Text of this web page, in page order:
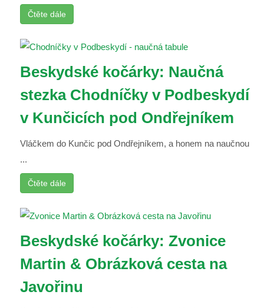
Čtěte dále
Beskydské kočárky: Naučná
stezka Chodníčky v Podbeskydí
v Kunčicích pod Ondřejníkem
Vláčkem do Kunčic pod Ondřejníkem, a honem na naučnou
...
Čtěte dále
Beskydské kočárky: Zvonice
Martin & Obrázková cesta na
Javořinu